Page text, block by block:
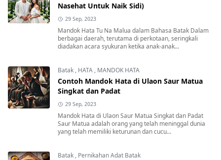
Nasehat Untuk Naik Sidi)
29 Sep, 2023
Mandok Hata Tu Na Malua dalam Bahasa Batak Dalam
berbagai daerah, terutama di perkotaan, seringkali
diadakan acara syukuran ketika anak-anak...
Batak , HATA , MANDOK HATA
Contoh Mandok Hata di Ulaon Saur Matua
Singkat dan Padat
29 Sep, 2023
Mandok Hata di Ulaon Saur Matua Singkat dan Padat
Saur Matua adalah orang yang telah meninggal dunia
yang telah memiliki keturunan dan cucu...
Batak , Pernikahan Adat Batak